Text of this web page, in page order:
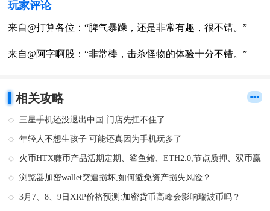
玩家评论
来自@打算各位：“脾气暴躁，还是非常有趣，很不错。”
来自@阿字啊股：“非常棒，击杀怪物的体验十分不错。”
相关攻略
三星手机还没退出中国 门店先扛不住了
年轻人不想生孩子 可能还真因为手机玩多了
火币HTX赚币产品活期定期、鲨鱼鳍、ETH2.0,节点质押、双币赢
介绍
浏览器加密wallet突遭损坏,如何避免资产损失风险？
3月7、8、9日XRP价格预测:加密货币高峰会影响瑞波币吗？